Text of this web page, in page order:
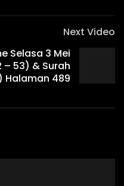
Next Video
Selasa 3 Mei
– 53) & Surah
Halaman 489